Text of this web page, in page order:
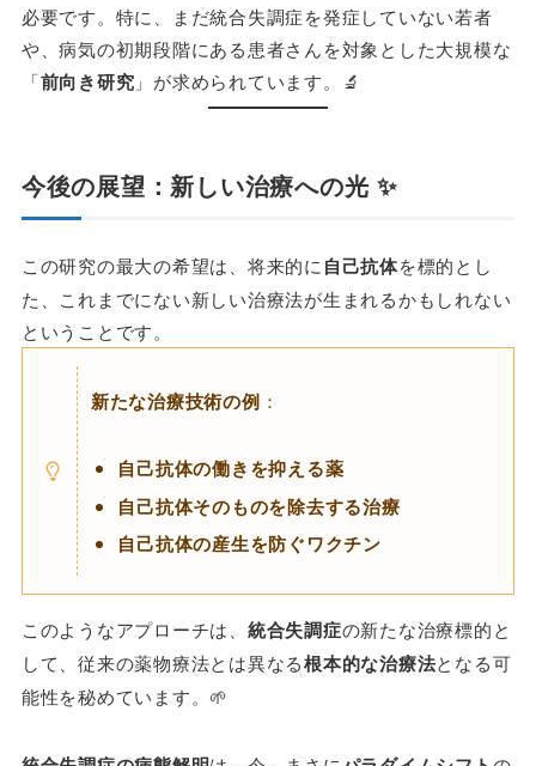
必要です。特に、まだ統合失調症を発症していない若者
や、病気の初期段階にある患者さんを対象とした大規模な
「前向き研究 」が求められています。🔬
今後の展望：新しい治療への光 ✨
この研究の最大の希望は、将来的に自己抗体を標的とし
た、これまでにない新しい治療法が生まれるかもしれない
ということです。
新たな治療技術の例 ：
自己抗体の働きを抑える薬
自己抗体そのものを除去する治療
自己抗体の産生を防ぐワクチン
このようなアプローチは、 統合失調症の新たな治療標的と
して、従来の薬物療法とは異なる根本的な治療法となる可
能性を秘めています。🌱